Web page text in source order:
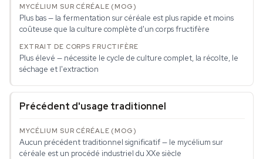
Plus bas — la fermentation sur céréale est plus rapide et moins
coûteuse que la culture complète d'un corps fructifère
Plus élevé — nécessite le cycle de culture complet, la récolte, le
séchage et l'extraction
Précédent d'usage traditionnel
Aucun précédent traditionnel significatif — le mycélium sur
céréale est un procédé industriel du XXe siècle